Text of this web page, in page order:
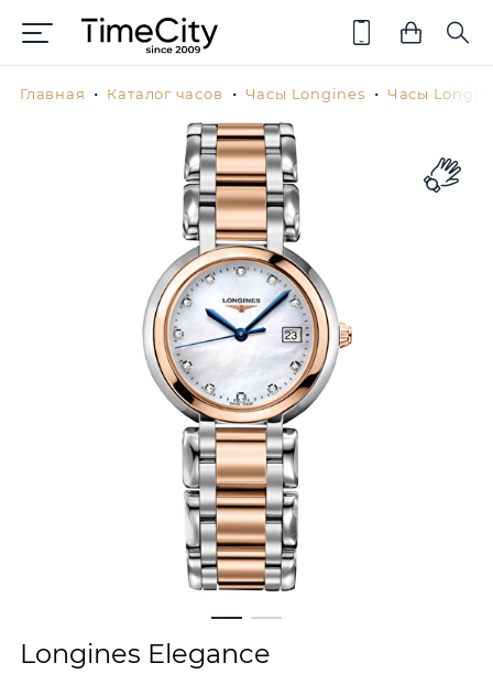
Главная Каталог часов Часы Longines Часы
Longines Elegance